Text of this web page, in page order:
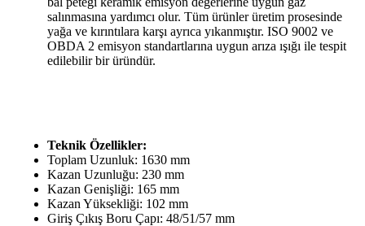
salınmasına yardımcı olur. Tüm ürünler üretim prosesinde
yağa ve kırıntılara karşı ayrıca yıkanmıştır. ISO 9002 ve
OBDA 2 emisyon standartlarına uygun arıza ışığı ile tespit
edilebilir bir üründür.
Teknik Özellikler:
Toplam Uzunluk: 1630 mm
Kazan Uzunluğu: 230 mm
Kazan Genişliği: 165 mm
Kazan Yüksekliği: 102 mm
Giriş Çıkış Boru Çapı: 48/51/57 mm